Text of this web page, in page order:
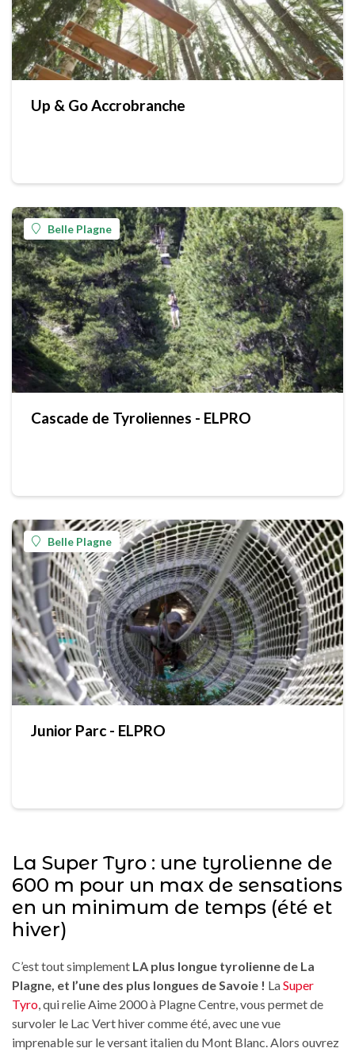
Up & Go Accrobranche
Belle Plagne
Cascade de Tyroliennes - ELPRO
Belle Plagne
Junior Parc - ELPRO
La Super Tyro : une tyrolienne de
600 m pour un max de sensations
en un minimum de temps (été et
hiver)
C’est tout simplement LA plus longue tyrolienne de La
Plagne, et l’une des plus longues de Savoie ! LaSuper
Tyro , qui relie Aime 2000 à Plagne Centre, vous permet de
survoler le Lac Vert hiver comme été, avec une vue
imprenable sur le versant italien du Mont Blanc. Alors ouvrez